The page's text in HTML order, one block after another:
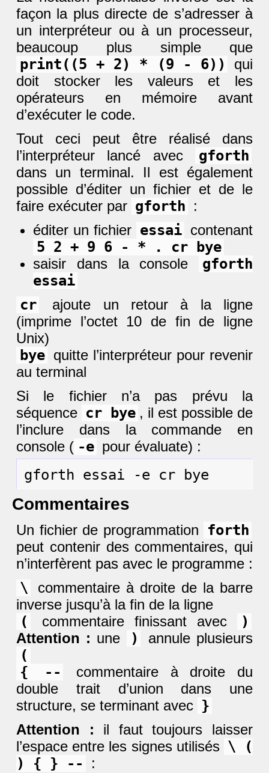
façon la plus directe de s’adresser à
un interpréteur ou à un processeur,
beaucoup plus simple que
print((5 + 2) * (9 - 6))
qui
doit stocker les valeurs et les
opérateurs en mémoire avant
d’exécuter le code.
Tout ceci peut être réalisé dans
l’interpréteur lancé avec
gforth
dans un terminal. Il est également
possible d’éditer un fichier et de le
faire exécuter par gforth :
éditer un fichier essai contenant
5 2 + 9 6 - * . cr bye
saisir dans la console
gforth
essai
cr
ajoute un retour à la ligne
(imprime l’octet 10 de fin de ligne
Unix)
bye quitte l’interpréteur pour revenir
au terminal
Si le fichier n’a pas prévu la
séquence cr bye , il est possible de
l’inclure dans la commande en
console ( -e pour évaluate) :
Commentaires
Un fichier de programmation forth
peut contenir des commentaires, qui
n’interfèrent pas avec le programme :
\
commentaire à droite de la barre
inverse jusqu’à la fin de la ligne
( commentaire finissant avec )
Attention : une ) annule plusieurs
(
{ --
commentaire à droite du
double trait d’union dans une
structure, se terminant avec }
Attention : il faut toujours laisser
l’espace entre les signes utilisés \ (
) { } --
: